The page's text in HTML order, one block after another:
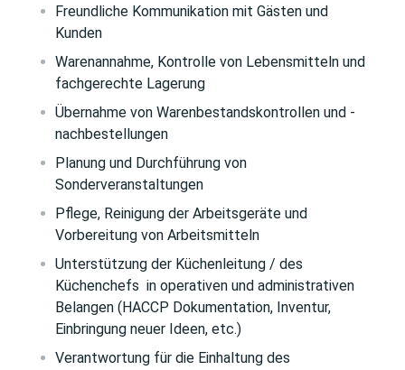
Freundliche Kommunikation mit Gästen und
Kunden
Warenannahme, Kontrolle von Lebensmitteln und
fachgerechte Lagerung
Übernahme von Warenbestandskontrollen und -
nachbestellungen
Planung und Durchführung von
Sonderveranstaltungen
Pflege, Reinigung der Arbeitsgeräte und
Vorbereitung von Arbeitsmitteln
Unterstützung der Küchenleitung / des
Küchenchefs in operativen und administrativen
Belangen (HACCP Dokumentation, Inventur,
Einbringung neuer Ideen, etc.)
Verantwortung für die Einhaltung des